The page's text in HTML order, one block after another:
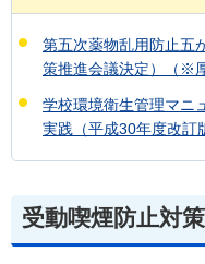
第五次薬物乱用防止五
策推進会議決定）（※
学校環境衛生管理マニ
実践（平成30年度改訂
受動喫煙防止対